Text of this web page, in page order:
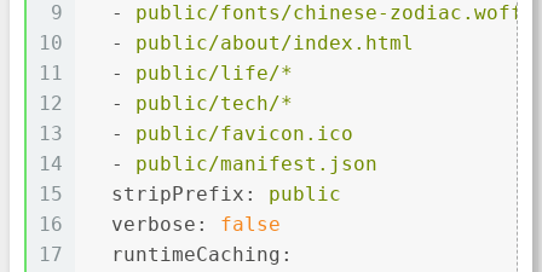
9
10
11
12
13
14
15
16
17
-
public/fonts/chinese-zodiac.woff2
-
public/about/index.html
-
public/life/*
-
public/tech/*
-
public/favicon.ico
-
public/manifest.json
stripPrefix:
public
verbose:
false
runtimeCaching: